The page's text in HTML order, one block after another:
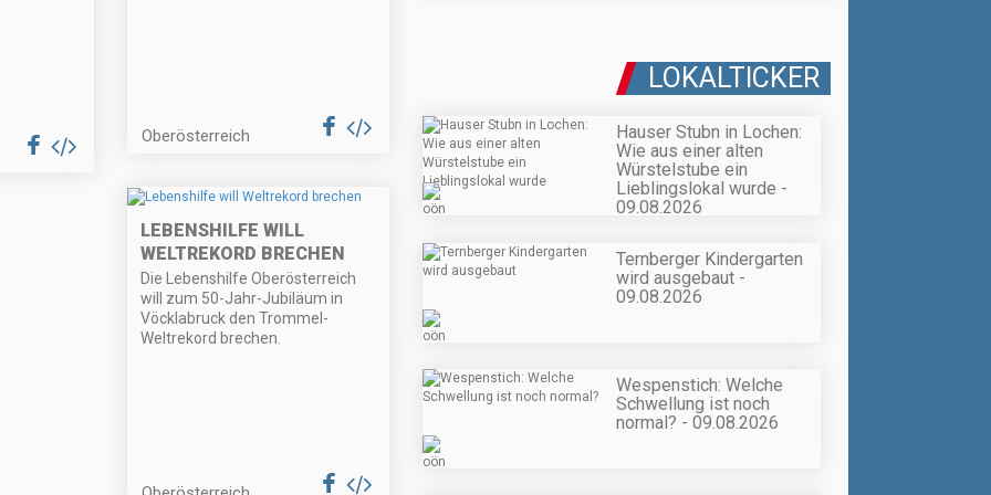
Oberösterreich
LEBENSHILFE WILL
WELTREKORD BRECHEN
Die Lebenshilfe Oberösterreich
will zum 50-Jahr-Jubiläum in
Vöcklabruck den Trommel-
Weltrekord brechen.
LOKALTICKER
Hauser Stubn in Lochen:
Wie aus einer alten
Würstelstube ein
Lieblingslokal wurde -
09.08.2026
Ternberger Kindergarten
wird ausgebaut -
09.08.2026
Wespenstich: Welche
Schwellung ist noch
normal? - 09.08.2026